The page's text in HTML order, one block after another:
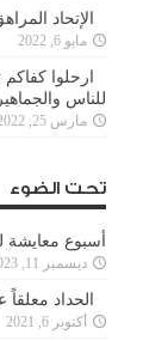
الإتحاد
مايو 6, 2022
ارحلوا كفاكم
للناس والجماهير
مارس 25, 2022
تحت الضوء
أسبوع
ديسمبر 11, 2023
الحداد معلقاً
أكتوبر 6, 2021